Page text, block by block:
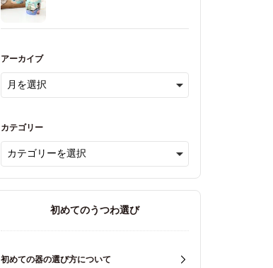
アーカイブ
カテゴリー
初めてのうつわ選び
初めての器の選び方について